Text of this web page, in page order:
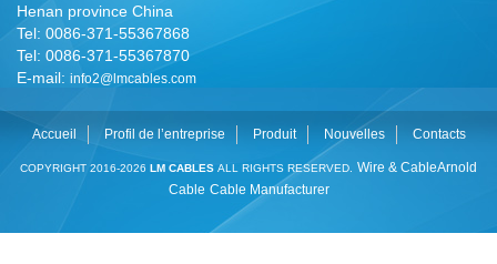
Henan province China
Tel: 0086-371-55367868
Tel: 0086-371-55367870
E-mail: info2@lmcables.com
Accueil Profil de l’entreprise Produit Nouvelles Contacts
COPYRIGHT 2016-2026 LM CABLES ALL RIGHTS RESERVED. Wire & CableArnold
Cable Cable Manufacturer